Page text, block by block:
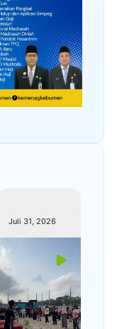
Juli 31, 2026